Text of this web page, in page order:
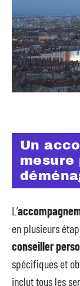
Un
mesure
L’
en plusieurs
conseiller
spécifiques et
inclut tous les